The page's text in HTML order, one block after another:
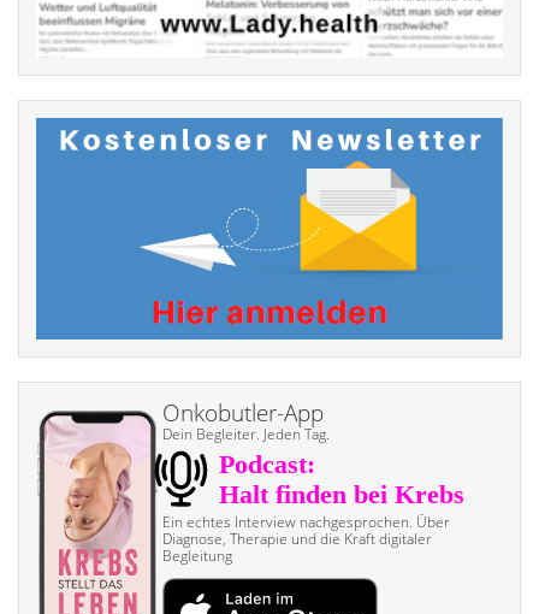
Onkobutler-App
Dein Begleiter. Jeden Tag.
Ein echtes Interview nach­gesprochen. Über
Diagnose, Therapie und die Kraft digitaler
Begleitung